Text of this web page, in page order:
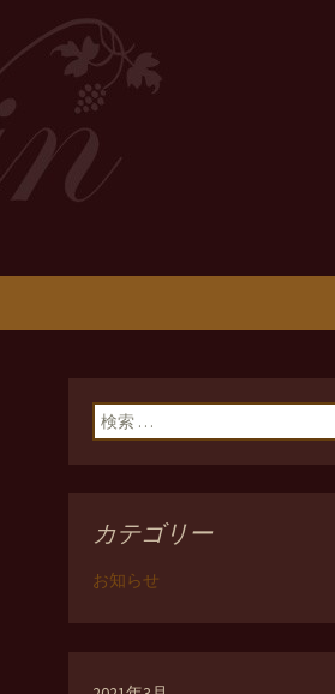
検索:
カテゴリー
お知らせ